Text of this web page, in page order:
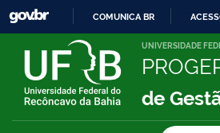
IR
PARA
COMUNICA BR
UNIVERSIDADE
de